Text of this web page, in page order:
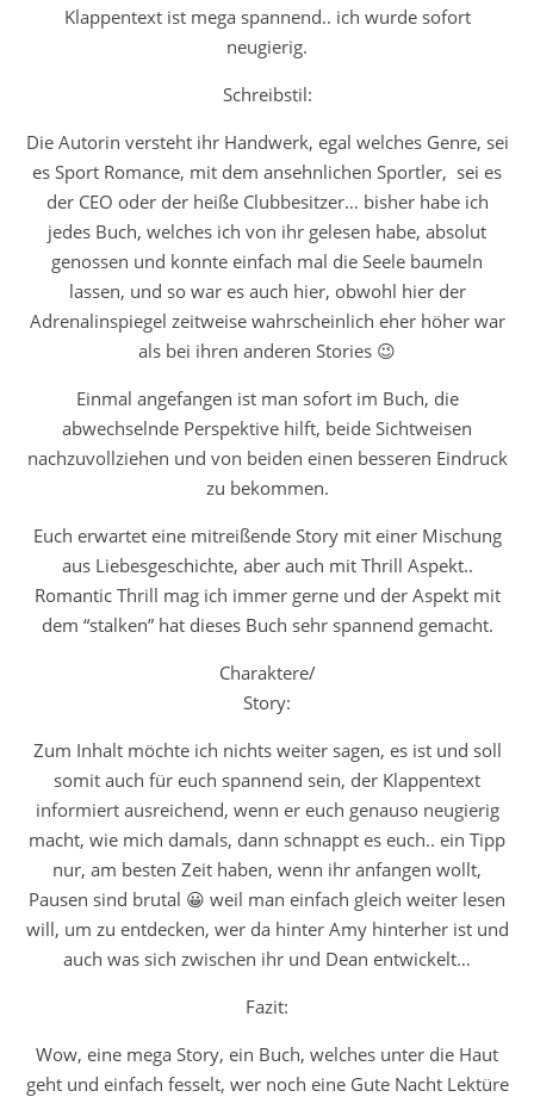
Klappentext ist mega spannend.. ich wurde sofort
neugierig.
Schreibstil:
Die Autorin versteht ihr Handwerk, egal welches Genre, sei
es Sport Romance, mit dem ansehnlichen Sportler, sei es
der CEO oder der heiße Clubbesitzer… bisher habe ich
jedes Buch, welches ich von ihr gelesen habe, absolut
genossen und konnte einfach mal die Seele baumeln
lassen, und so war es auch hier, obwohl hier der
Adrenalinspiegel zeitweise wahrscheinlich eher höher war
als bei ihren anderen Stories 😉
Einmal angefangen ist man sofort im Buch, die
abwechselnde Perspektive hilft, beide Sichtweisen
nachzuvollziehen und von beiden einen besseren Eindruck
zu bekommen.
Euch erwartet eine mitreißende Story mit einer Mischung
aus Liebesgeschichte, aber auch mit Thrill Aspekt..
Romantic Thrill mag ich immer gerne und der Aspekt mit
dem “stalken” hat dieses Buch sehr spannend gemacht.
Charaktere/
Story:
Zum Inhalt möchte ich nichts weiter sagen, es ist und soll
somit auch für euch spannend sein, der Klappentext
informiert ausreichend, wenn er euch genauso neugierig
macht, wie mich damals, dann schnappt es euch.. ein Tipp
nur, am besten Zeit haben, wenn ihr anfangen wollt,
Pausen sind brutal 😀 weil man einfach gleich weiter lesen
will, um zu entdecken, wer da hinter Amy hinterher ist und
auch was sich zwischen ihr und Dean entwickelt…
Fazit:
Wow, eine mega Story, ein Buch, welches unter die Haut
geht und einfach fesselt, wer noch eine Gute Nacht Lektüre